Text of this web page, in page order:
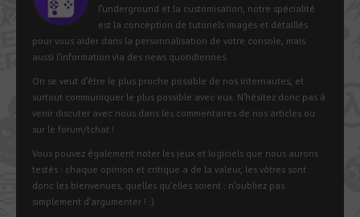
l’underground et la customisation, notre spécialité
est la conception de tutoriels imagés et détaillés
pour vous aider dans la personnalisation de votre console, mais
aussi l’information via des news quotidiennes.
On se veut d’être le plus proche possible de nos internautes, et
surtout communiquer le plus possible avec eux. N’hésitez donc pas à
venir discuter avec nous dans les commentaires de nos articles ou
sur le forum/tchat !
Vous pouvez également noter les jeux et logiciels que nous aurons
testés : chaque opinion et critique a de la valeur, les vôtres sont
donc les bienvenues, quelles qu’elles soient : n’oubliez pas
simplement d’argumenter ! :)